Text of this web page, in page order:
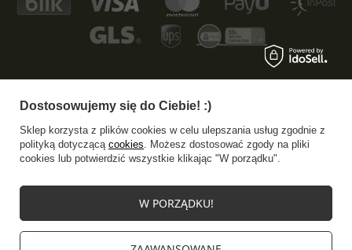
+48 533 372 997 info@specshop.pl
SpecShop.pl,Bałtycka 6, 61-013Poznań
Stawki VAT dla konsumentów z kraju:
Dostosowujemy się do Ciebie! :)
Sklep korzysta z plików cookies w celu ulepszania usług zgodnie z
polityką dotyczącą cookies. Możesz dostosować zgody na pliki
cookies lub potwierdzić wszystkie klikając "W porządku".
W PORZĄDKU!